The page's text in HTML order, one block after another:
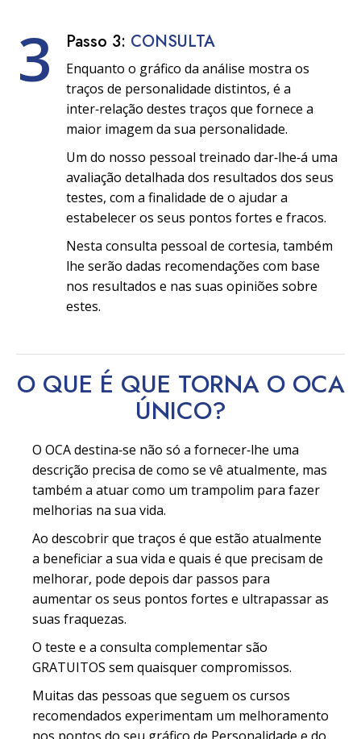
3 Passo 3: CONSULTA
Enquanto o gráfico da análise mostra os
traços de personalidade distintos, é a
inter‑relação destes traços que fornece a
maior imagem da sua personalidade.
Um do nosso pessoal treinado dar‑lhe‑á uma
avaliação detalhada dos resultados dos seus
testes, com a finalidade de o ajudar a
estabelecer os seus pontos fortes e fracos.
Nesta consulta pessoal de cortesia, também
lhe serão dadas recomendações com base
nos resultados e nas suas opiniões sobre
estes.
O QUE É QUE TORNA O OCA
ÚNICO?
O OCA destina‑se não só a fornecer‑lhe uma
descrição precisa de como se vê atualmente, mas
também a atuar como um trampolim para fazer
melhorias na sua vida.
Ao descobrir que traços é que estão atualmente
a beneficiar a sua vida e quais é que precisam de
melhorar, pode depois dar passos para
aumentar os seus pontos fortes e ultrapassar as
suas fraquezas.
O teste e a consulta complementar são
GRATUITOS sem quaisquer compromissos.
Muitas das pessoas que seguem os cursos
recomendados experimentam um melhoramento